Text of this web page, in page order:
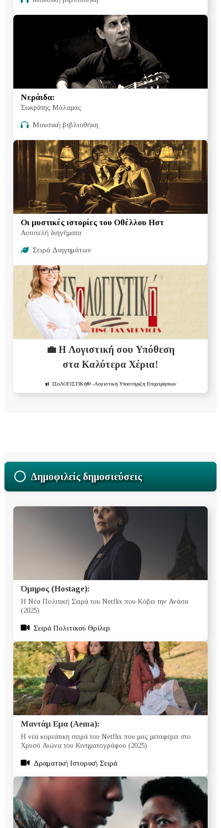
Νεράιδα:
Σωκράτης Μάλαμας
Μουσική βιβλιοθήκη
Οι μυστικές ιστορίες του Οθέλλου Ηστ
Αυτοτελή διηγήματα
Σειρά Διηγημάτων
💼 Η Λογιστική σου Υπόθεση
στα Καλύτερα Χέρια!
ΙΣοΛΟΓΙΣΤΙΚή®-Λογιστική Υποστήριξη Επιχειρήσεων
Δημοφιλείς δημοσιεύσεις
Όμηρος (Hostage):
Η Νέα Πολιτική Σειρά του Netflix που Κόβει την Ανάσα
(2025)
Σειρά Πολιτικού Θρίλερ
Μαντάμ Εμα (Aema):
Η νέα κορεάτικη σειρά του Netflix που μας μεταφέρει στο
Χρυσό Αιώνα του Κινηματογράφου (2025)
Δραματική Ιστορική Σειρά